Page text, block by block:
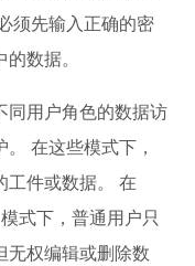
须先输入正确的密
数据。
同用户角色的数据访
在这些模式下，
工件或数据。 在
式下，普通用户只
无权编辑或删除数